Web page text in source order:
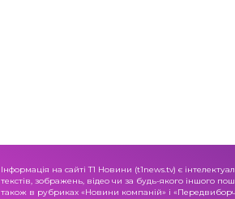
Інформація на сайті Т1 Новини (t1news.tv) є
текстів, зображень, відео чи за будь-якого іншого
також в рубриках «Новини компаній» і